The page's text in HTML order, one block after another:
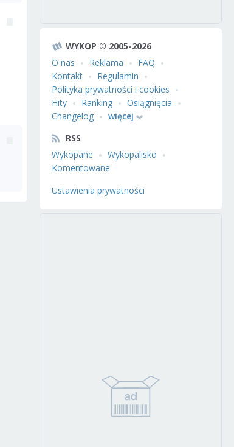
WYKOP © 2005-2026
O nas
Reklama
FAQ
Kontakt
Regulamin
Polityka prywatności i cookies
Hity
Ranking
Osiągnięcia
Changelog
więcej
RSS
Wykopane
Wykopalisko
Komentowane
Ustawienia prywatności